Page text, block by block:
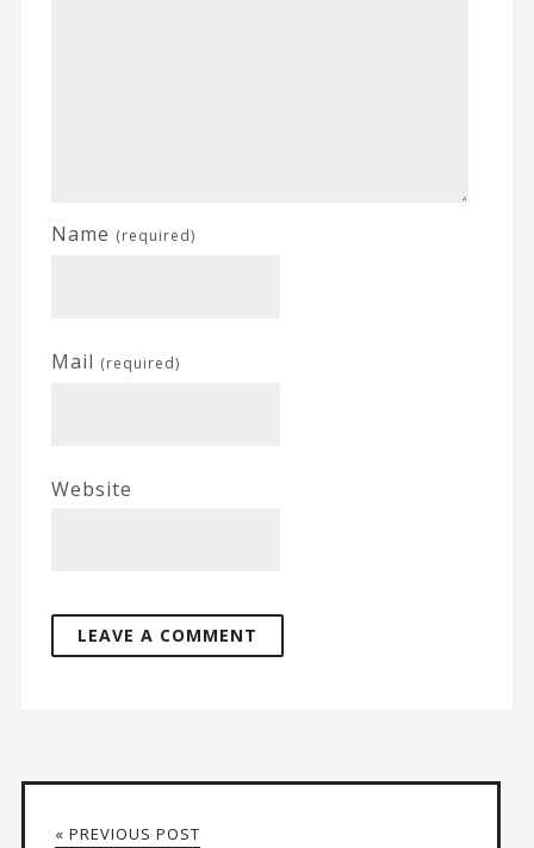
Name (required)
Mail (required)
Website
« PREVIOUS POST